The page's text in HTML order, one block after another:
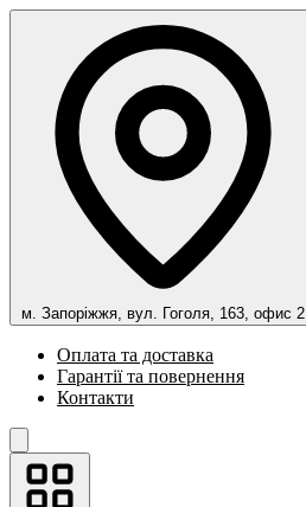
м. Запоріжжя, вул. Гоголя, 163, офис 2
Оплата та доставка
Гарантії та повернення
Контакти